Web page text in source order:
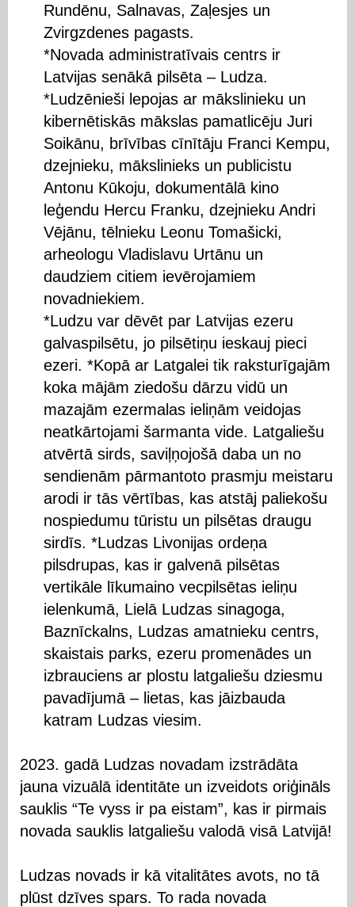
Rundēnu, Salnavas, Zaļesjes un
Zvirgzdenes pagasts.
*Novada administratīvais centrs ir
Latvijas senākā pilsēta – Ludza.
*Ludzēnieši lepojas ar mākslinieku un
kibernētiskās mākslas pamatlicēju Juri
Soikānu, brīvības cīnītāju Franci Kempu,
dzejnieku, mākslinieks un publicistu
Antonu Kūkoju, dokumentālā kino
leģendu Hercu Franku, dzejnieku Andri
Vējānu, tēlnieku Leonu Tomašicki,
arheologu Vladislavu Urtānu un
daudziem citiem ievērojamiem
novadniekiem.
*Ludzu var dēvēt par Latvijas ezeru
galvaspilsētu, jo pilsētiņu ieskauj pieci
ezeri. *Kopā ar Latgalei tik raksturīgajām
koka mājām ziedošu dārzu vidū un
mazajām ezermalas ieliņām veidojas
neatkārtojami šarmanta vide. Latgaliešu
atvērtā sirds, saviļņojošā daba un no
sendienām pārmantoto prasmju meistaru
arodi ir tās vērtības, kas atstāj paliekošu
nospiedumu tūristu un pilsētas draugu
sirdīs. *Ludzas Livonijas ordeņa
pilsdrupas, kas ir galvenā pilsētas
vertikāle līkumaino vecpilsētas ieliņu
ielenkumā, Lielā Ludzas sinagoga,
Baznīckalns, Ludzas amatnieku centrs,
skaistais parks, ezeru promenādes un
izbrauciens ar plostu latgaliešu dziesmu
pavadījumā – lietas, kas jāizbauda
katram Ludzas viesim.
2023. gadā Ludzas novadam izstrādāta
jauna vizuālā identitāte un izveidots oriģināls
sauklis “Te vyss ir pa eistam”, kas ir pirmais
novada sauklis latgaliešu valodā visā Latvijā!
Ludzas novads ir kā vitalitātes avots, no tā
plūst dzīves spars. To rada novada